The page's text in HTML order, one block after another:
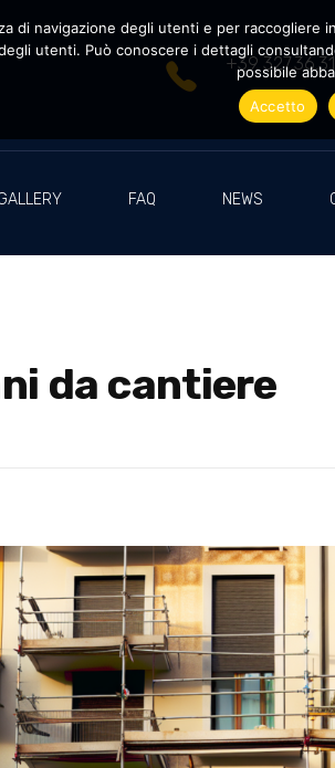
+39
FAQ NEWS
da cantiere
di navigazione degli utenti e per
utenti. Può conoscere i dettagli
possibile
Accetto